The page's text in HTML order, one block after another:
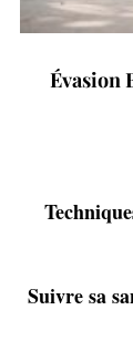
Évasion
Suivre sa